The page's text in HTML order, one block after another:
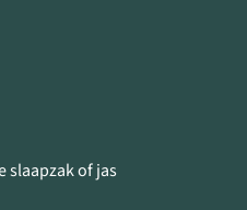
slaapzak of jas